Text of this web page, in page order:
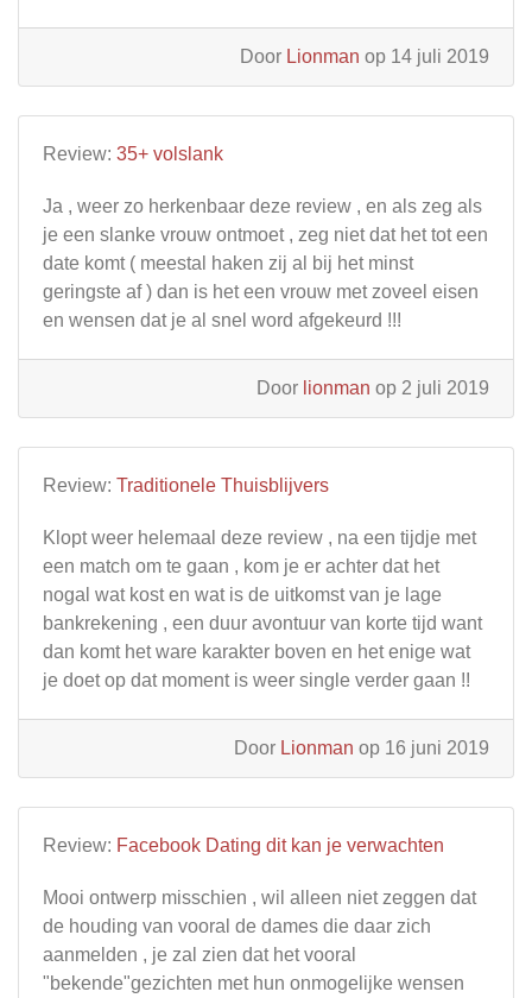
Door Lionman op 14 juli 2019
Review: 35+ volslank
Ja , weer zo herkenbaar deze review , en als zeg als
je een slanke vrouw ontmoet , zeg niet dat het tot een
date komt ( meestal haken zij al bij het minst
geringste af ) dan is het een vrouw met zoveel eisen
en wensen dat je al snel word afgekeurd !!!
Door lionman op 2 juli 2019
Review: Traditionele Thuisblijvers
Klopt weer helemaal deze review , na een tijdje met
een match om te gaan , kom je er achter dat het
nogal wat kost en wat is de uitkomst van je lage
bankrekening , een duur avontuur van korte tijd want
dan komt het ware karakter boven en het enige wat
je doet op dat moment is weer single verder gaan !!
Door Lionman op 16 juni 2019
Review: Facebook Dating dit kan je verwachten
Mooi ontwerp misschien , wil alleen niet zeggen dat
de houding van vooral de dames die daar zich
aanmelden , je zal zien dat het vooral
"bekende"gezichten met hun onmogelijke wensen